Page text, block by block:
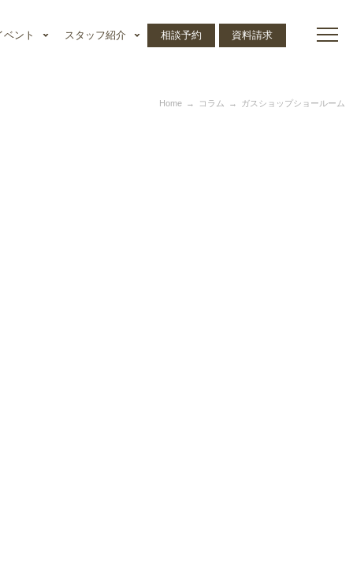
ベント スタッフ紹介 相談予約 資料請求
Home コラム ガスショップショールーム